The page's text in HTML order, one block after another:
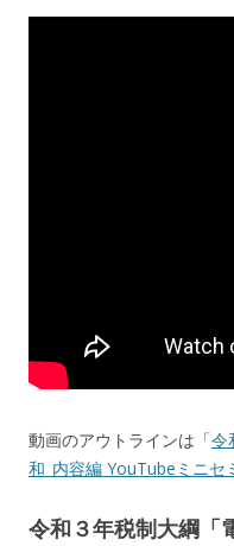
動画のアウトラインは「令
和_内容編 YouTubeミニセ
令和３年税制大綱「